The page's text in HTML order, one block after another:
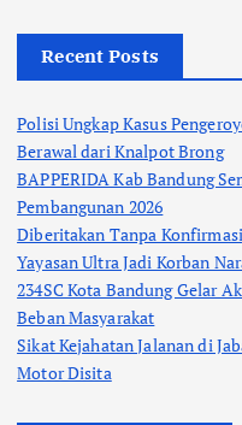
Recent Posts
Polisi Ungkap Kasus
Berawal dari Knalpot Brong
BAPPERIDA Kab Bandung
Pembangunan 2026
Diberitakan Tanpa
Yayasan Ultra Jadi Korban
234SC Kota Bandung Gelar
Beban Masyarakat
Sikat Kejahatan Jalanan di
Motor Disita